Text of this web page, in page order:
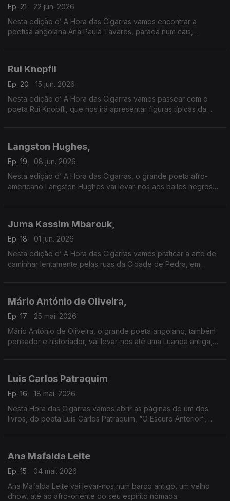
Ep. 21
22 jun. 2026
Nesta edição d’ A Hora das Cigarras vamos encontrar a
poetisa angolana Ana Paula Tavares, parada num cais,
Rui Knopfli
Ep. 20
15 jun. 2026
Nesta edição d’ A Hora das Cigarras vamos passear com o
poeta Rui Knopfli, que nos irá apresentar figuras típicas da
Langston Hughes,
Ep. 19
08 jun. 2026
Nesta edição d’ A Hora das Cigarras, o grande poeta afro-
americano Langston Hughes vai levar-nos aos bailes negros
Juma Kassim Mbarouk,
Ep. 18
01 jun. 2026
Nesta edição d’ A Hora das Cigarras vamos praticar a arte de
caminhar lentamente pelas ruas da Cidade de Pedra, em
Mário António de Oliveira,
Ep. 17
25 mai. 2026
Mário António de Oliveira, o grande poeta angolano, também
pensador e historiador, vai levar-nos até uma Luanda antiga,
Luis Carlos Patraquim
Ep. 16
18 mai. 2026
Nesta Hora das Cigarras vamos abrir as páginas de um dos
livros, do poeta Luis Carlos Patraquim, “O Escuro Anterior”,
Ana Mafalda Leite
Ep. 15
04 mai. 2026
Ana Mafalda Leite vai levar-nos num barco antigo, um velho
dhow, até ao afro-oriente do seu espírito nómada.